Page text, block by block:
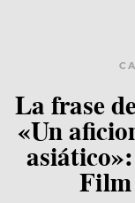
La frase
«Un
Film